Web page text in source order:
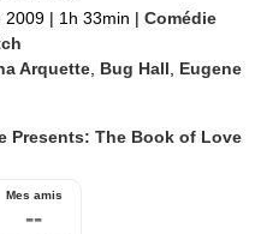
2009 | 1h 33min | Comédie
Arquette Bug Hall
Eugene
Presents: The Book of Love
Mes amis
--